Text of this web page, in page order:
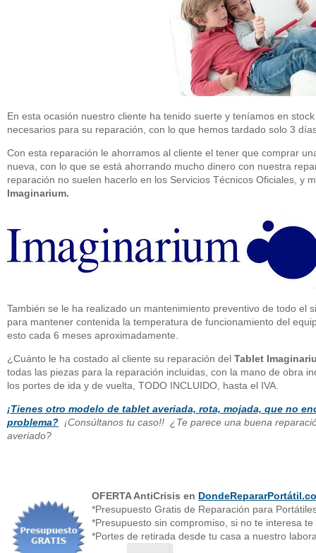
En esta ocasión nuestro cliente ha tenido suerte y teníamos en
necesarios para su reparación, con lo que hemos tardado solo 3
Con esta reparación le ahorramos al cliente el tener que comprar
nueva, con lo que se está ahorrando mucho dinero con nuestra
reparación no suelen hacerlo en los Servicios Técnicos Oficiales, y
Imaginarium.
También se le ha realizado un mantenimiento preventivo de todo el
para mantener contenida la temperatura de funcionamiento del
esto cada 6 meses aproximadamente.
¿Cuánto le ha costado al cliente su reparación del Tablet
todas las piezas para la reparación incluidas, con la mano de obra
los portes de ida y de vuelta, TODO INCLUIDO, hasta el IVA.
¡Tienes otro modelo de tablet averiada, rota, mojada, que no
problema? ¡Consúltanos tu caso!! ¿Te parece una buena
averiado?
OFERTA AntiCrisis en
*Presupuesto Gratis de Reparación para
*Presupuesto sin compromiso, si no te interesa
*Portes de retirada desde tu casa a nuestro